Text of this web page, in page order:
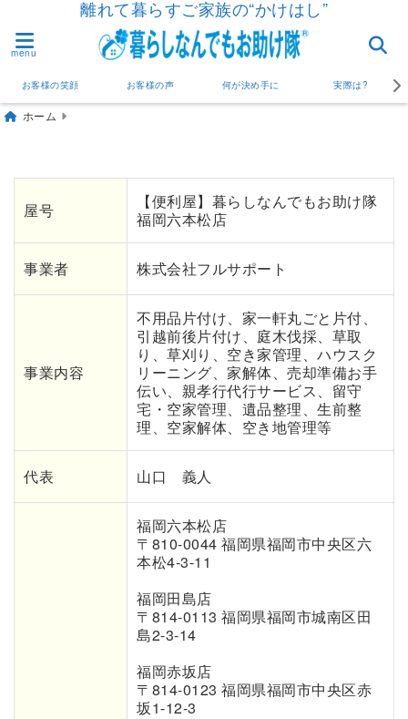
離れて暮らすご家族の“かけはし”
menu
お客様の笑顔 お客様の声 何が決め手に 実際は?
ホーム
屋号
【便利屋】暮らしなんでもお助け隊
福岡六本松店
事業者 株式会社フルサポート
事業内容
不用品片付け、家一軒丸ごと片付、
引越前後片付け、庭木伐採、草取
り、草刈り、空き家管理、ハウスク
リーニング、家解体、売却準備お手
伝い、親孝行代行サービス、留守
宅・空家管理、遺品整理、生前整
理、空家解体、空き地管理等
代表 山口 義人
福岡六本松店
〒810-0044 福岡県福岡市中央区六
本松4-3-11
福岡田島店
〒 814-0113 福岡県福岡市城南区田
島2-3-14
福岡赤坂店
〒814-0123 福岡県福岡市中央区赤
坂1-12-3